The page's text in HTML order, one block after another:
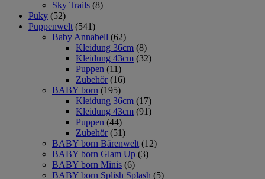
Sky Trails (8)
Puky (52)
Puppenwelt (541)
Baby Annabell (62)
Kleidung 36cm (8)
Kleidung 43cm (32)
Puppen (11)
Zubehör (16)
BABY born (195)
Kleidung 36cm (17)
Kleidung 43cm (91)
Puppen (44)
Zubehör (51)
BABY born Bärenwelt (12)
BABY born Glam Up (3)
BABY born Minis (6)
BABY born Splish Splash (5)